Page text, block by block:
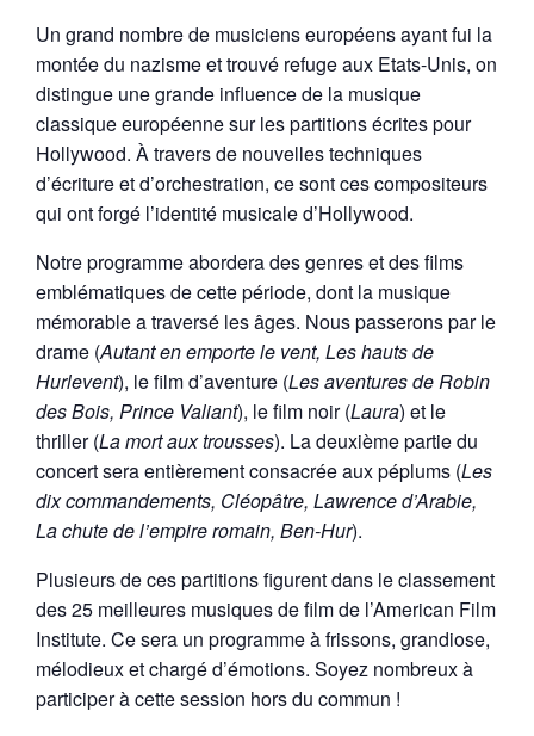
Un grand nombre de musiciens européens ayant fui la
montée du nazisme et trouvé refuge aux Etats-Unis, on
distingue une grande influence de la musique
classique européenne sur les partitions écrites pour
Hollywood. À travers de nouvelles techniques
d’écriture et d’orchestration, ce sont ces compositeurs
qui ont forgé l’identité musicale d’Hollywood.
Notre programme abordera des genres et des films
emblématiques de cette période, dont la musique
mémorable a traversé les âges. Nous passerons par le
drame (Autant en emporte le vent, Les hauts de
Hurlevent), le film d’aventure (Les aventures de Robin
des Bois, Prince Valiant), le film noir (Laura) et le
thriller (La mort aux trousses). La deuxième partie du
concert sera entièrement consacrée aux péplums (Les
dix commandements, Cléopâtre, Lawrence d’Arabie,
La chute de l’empire romain, Ben-Hur).
Plusieurs de ces partitions figurent dans le classement
des 25 meilleures musiques de film de l’American Film
Institute. Ce sera un programme à frissons, grandiose,
mélodieux et chargé d’émotions. Soyez nombreux à
participer à cette session hors du commun !